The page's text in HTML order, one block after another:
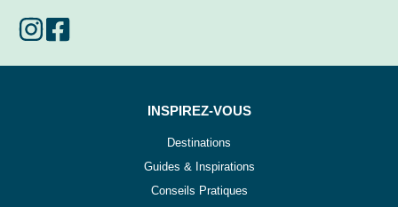
INSPIREZ-VOUS
Destinations
Guides & Inspirations
Conseils Pratiques